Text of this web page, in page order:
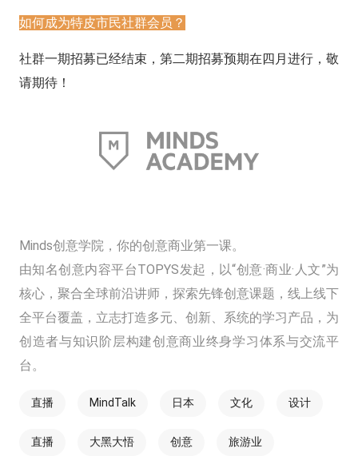
如何成为特皮市民社群会员？
社群一期招募已经结束，第二期招募预期在四月进行，敬
请期待！
Minds创意学院，你的创意商业第一课。
由知名创意内容平台TOPYS发起，以“创意·商业·人文”为
核心，聚合全球前沿讲师，探索先锋创意课题，线上线下
全平台覆盖，立志打造多元、创新、系统的学习产品，为
创造者与知识阶层构建创意商业终身学习体系与交流平
台。
直播 MindTalk 日本 文化 设计
直播 大黑大悟 创意 旅游业